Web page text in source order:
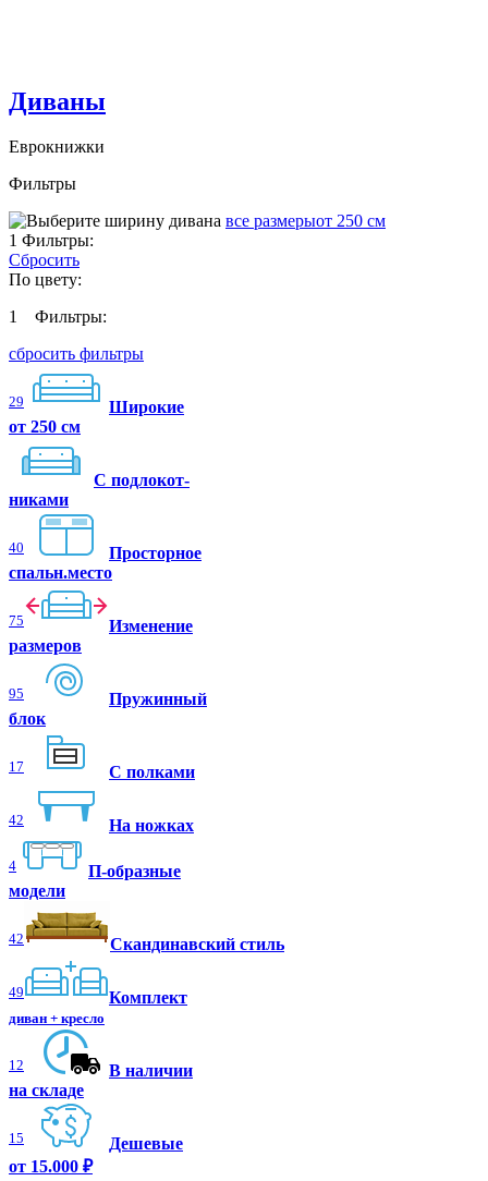
Диваны
Еврокнижки
Фильтры
все размерыот 250 см
1 Фильтры:
Сбросить
По цвету:
1 Фильтры:
сбросить фильтры
29
Широкие
от 250 см
C подлокот-
никами
40
Просторное
спальн.место
75
Изменение
размеров
95
Пружинный
блок
17 С полками
42 На ножках
4
П-образные
модели
42 Скандинавский стиль
49 Комплект
диван + кресло
12
В наличии
на складе
15
Дешевые
от 15.000 ₽